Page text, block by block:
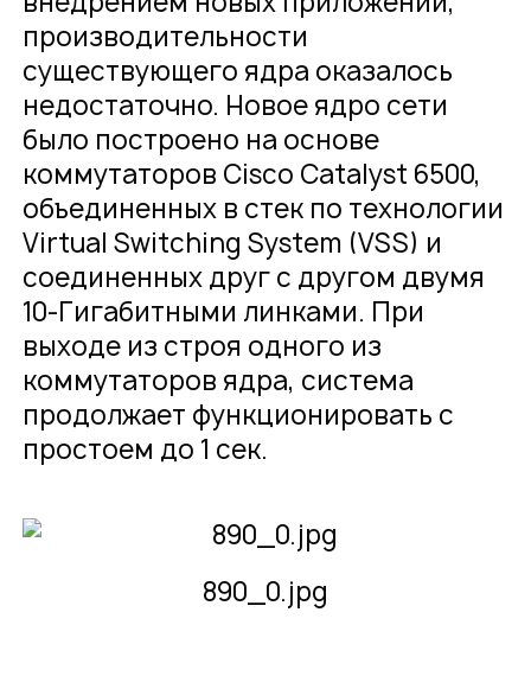
производительности
существующего ядра оказалось
недостаточно. Новое ядро сети
было построено на основе
коммутаторов Cisco Catalyst 6500,
объединенных в стек по технологии
Virtual Switching System (VSS) и
соединенных друг с другом двумя
10-Гигабитными линками. При
выходе из строя одного из
коммутаторов ядра, система
продолжает функционировать с
простоем до 1 сек.
890_0.jpg